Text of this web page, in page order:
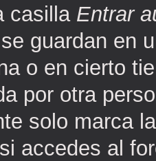
casilla Entrar
guardan en
o en cierto
por otra
solo marca
accedes al